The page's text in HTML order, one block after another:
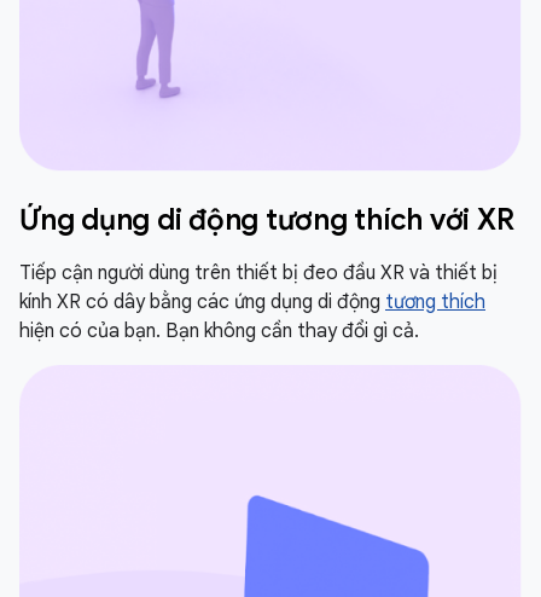
Ứng dụng di động tương thích với XR
Tiếp cận người dùng trên thiết bị đeo đầu XR và thiết bị
kính XR có dây bằng các ứng dụng di động tương thích
hiện có của bạn. Bạn không cần thay đổi gì cả.